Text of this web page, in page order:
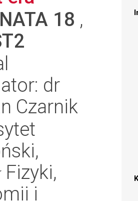
18 ,
dr
Czarnik
Fizyki,
i